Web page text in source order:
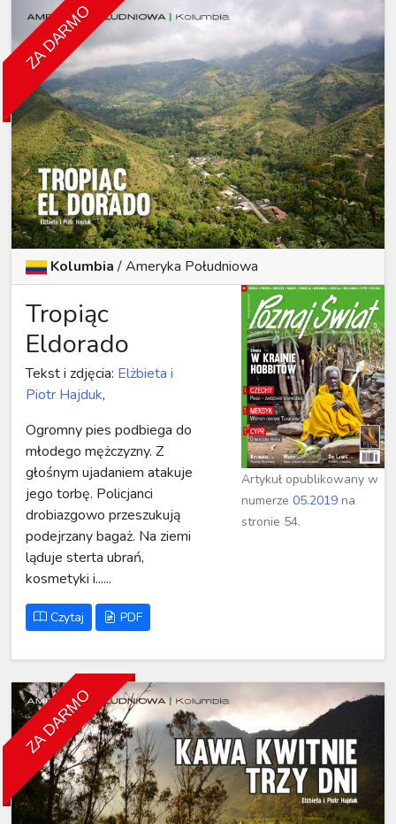
ZA DARMO
Kolumbia/Ameryka Południowa
Tropiąc
Eldorado
Tekst i zdjęcia: Elżbieta i
Piotr Hajduk,
Ogromny pies podbiega do
młodego mężczyzny. Z
głośnym ujadaniem atakuje
jego torbę. Policjanci
drobiazgowo przeszukują
podejrzany bagaż. Na ziemi
ląduje sterta ubrań,
kosmetyki i......
Czytaj PDF
Artykuł opublikowany w
numerze05.2019 na
stronie 54.
ZA DARMO